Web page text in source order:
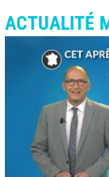
ACTUALITÉ